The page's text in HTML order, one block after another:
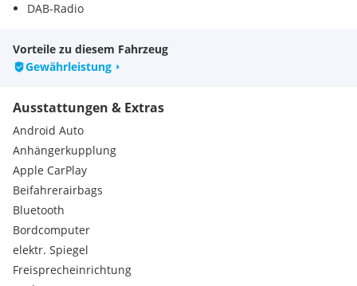
DAB-Radio
Schiebetür rechts
Vorteile zu diesem Fahrzeug
Gewährleistung
Ausstattungen & Extras
Android Auto
Anhängerkupplung
Apple CarPlay
Beifahrerairbags
Bluetooth
Bordcomputer
elektr. Spiegel
Freisprecheinrichtung